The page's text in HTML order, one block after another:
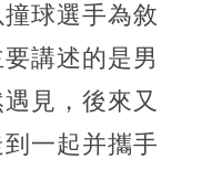
撞球選手為敘
講述的是男
見，後來又
一起并攜手